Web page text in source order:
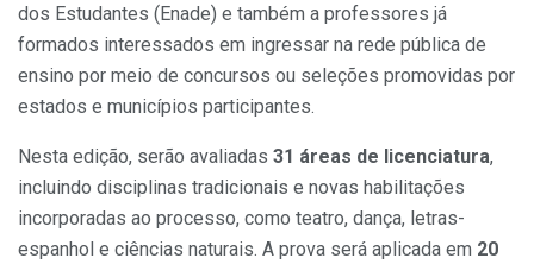
dos Estudantes (Enade) e também a professores já
formados interessados em ingressar na rede pública de
ensino por meio de concursos ou seleções promovidas por
estados e municípios participantes.
Nesta edição, serão avaliadas 31 áreas de licenciatura,
incluindo disciplinas tradicionais e novas habilitações
incorporadas ao processo, como teatro, dança, letras-
espanhol e ciências naturais. A prova será aplicada em 20